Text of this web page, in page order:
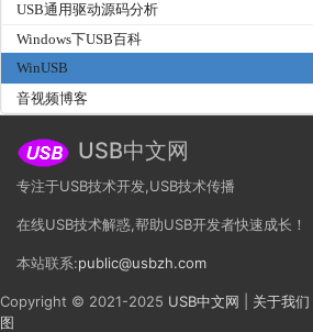
USB通用驱动源码分析
Windows下USB百科
WinUSB
音视频博客
USB中文网
专注于USB技术开发,USB技术传播
在线USB技术解惑,帮助USB开发者快速成长！
本站联系:public@usbzh.com
Copyright © 2021-2025 USB中文网 关于我们
图